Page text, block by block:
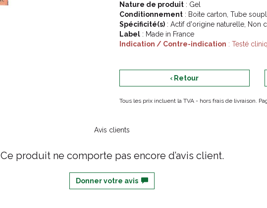
Nature de produit : Gel
Conditionnement : Boite carton, Tube
Spécificité(s) : Actif d'origine naturelle, Non
Label : Made in France
Indication / Contre-indication : Testé
‹ Retour
Tous les prix incluent la TVA - hors frais de livraison.
Avis clients
Ce produit ne comporte pas encore d’avis client.
Donner votre avis